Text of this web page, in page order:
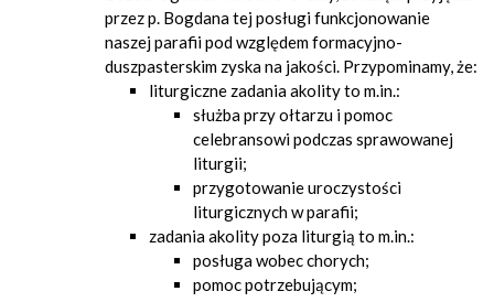
przez p. Bogdana tej posługi funkcjonowanie
naszej parafii pod względem formacyjno-
duszpasterskim zyska na jakości. Przypominamy, że:
liturgiczne zadania akolity to m.in.:
służba przy ołtarzu i pomoc
celebransowi podczas sprawowanej
liturgii;
przygotowanie uroczystości
liturgicznych w parafii;
zadania akolity poza liturgią to m.in.:
posługa wobec chorych;
pomoc potrzebującym;